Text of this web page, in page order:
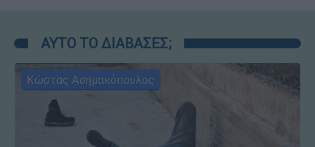
ΑΥΤΟ ΤΟ ΔΙΑΒΑΣΕΣ;
Κώστας Ασημακόπουλος